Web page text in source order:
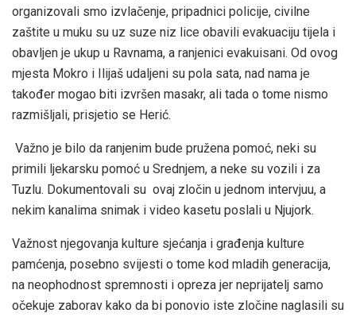
organizovali smo izvlačenje, pripadnici policije, civilne
zaštite u muku su uz suze niz lice obavili evakuaciju tijela i
obavljen je ukup u Ravnama, a ranjenici evakuisani. Od ovog
mjesta Mokro i Ilijaš udaljeni su pola sata, nad nama je
također mogao biti izvršen masakr, ali tada o tome nismo
razmišljali, prisjetio se Herić.
Važno je bilo da ranjenim bude pružena pomoć, neki su
primili ljekarsku pomoć u Srednjem, a neke su vozili i za
Tuzlu. Dokumentovali su ovaj zločin u jednom intervjuu, a
nekim kanalima snimak i video kasetu poslali u Njujork.
Važnost njegovanja kulture sjećanja i građenja kulture
pamćenja, posebno svijesti o tome kod mladih generacija,
na neophodnost spremnosti i opreza jer neprijatelj samo
očekuje zaborav kako da bi ponovio iste zločine naglasili su